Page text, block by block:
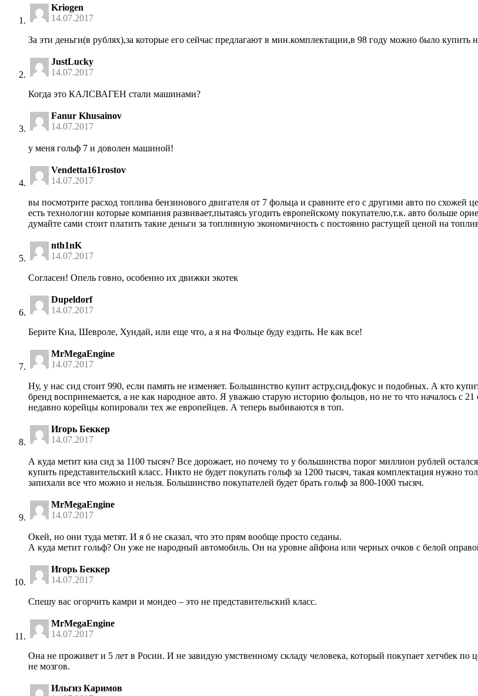
Kriogen
14.07.2017
За эти деньги(в рублях),за которые его сейчас предлагают в мин.комплектации,в 98 году можно было
JustLucky
14.07.2017
Когда это КАЛСВАГЕН стали машинами?
Fanur Khusainov
14.07.2017
у меня гольф 7 и доволен машиной!
Vendetta161rostov
14.07.2017
вы посмотрите расход топлива бензинового двигателя от 7 фольца и сравните его с другими авто по
есть технологии которые компания развивает,пытаясь угодить европейскому покупателю,т.к. авто больше
думайте сами стоит платить такие деньги за топливную экономичность с постоянно растущей ценой на
nth1nK
14.07.2017
Согласен! Опель говно, особенно их движки экотек
Dupeldorf
14.07.2017
Берите Киа, Шевроле, Хундай, или еще что, а я на Фольце буду ездить. Не как все!
MrMegaEngine
14.07.2017
Ну, у нас сид стоит 990, если память не изменяет. Большинство купит астру,сид,фокус и подобных. А кто
бренд воспринемается, а не как народное авто. Я уважаю старую историю фольцов, но не то что началось с
недавно корейцы копировали тех же европейцев. А теперь выбиваются в топ.
Игорь Беккер
14.07.2017
А куда метит киа сид за 1100 тысяч? Все дорожает, но почему то у большинства порог миллион рублей
купить представительский класс. Никто не будет покупать гольф за 1200 тысяч, такая комплектация нужно
запихали все что можно и нельзя. Большинство покупателей будет брать гольф за 800-1000 тысяч.
MrMegaEngine
14.07.2017
Окей, но они туда метят. И я б не сказал, что это прям вообще просто седаны.
А куда метит гольф? Он уже не народный автомобиль. Он на уровне айфона или черных очков с белой
Игорь Беккер
14.07.2017
Спешу вас огорчить камри и мондео – это не представительский класс.
MrMegaEngine
14.07.2017
Она не проживет и 5 лет в Росии. И не завидую умственному складу человека, который покупает хетчбек по
не мозгов.
Ильгиз Каримов